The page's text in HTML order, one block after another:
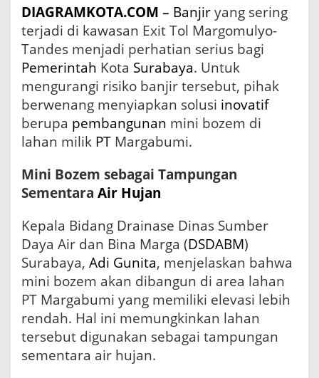
d
i
E
x
i
T
o
l
a
g
y
u
n
t
k
A
DIAGRAMKOTA.COM – Banjiryang sering
terjadi di kawasan Exit Tol Margomulyo-
Tandes menjadi perhatian serius bagi
Pemerintah Kota Surabaya. Untuk
mengurangi risiko banjir tersebut, pihak
berwenang menyiapkan solusi inovatif
berupa pembangunan mini bozem di
lahan milik PT Margabumi.
Mini Bozem sebagai Tampungan
Sementara Air Hujan
Kepala Bidang Drainase Dinas Sumber
Daya Air dan Bina Marga (DSDABM)
Surabaya, Adi Gunita, menjelaskan bahwa
mini bozem akan dibangun di area lahan
PT Margabumi yang memiliki elevasi lebih
rendah. Hal ini memungkinkan lahan
tersebut digunakan sebagai tampungan
sementara air hujan.